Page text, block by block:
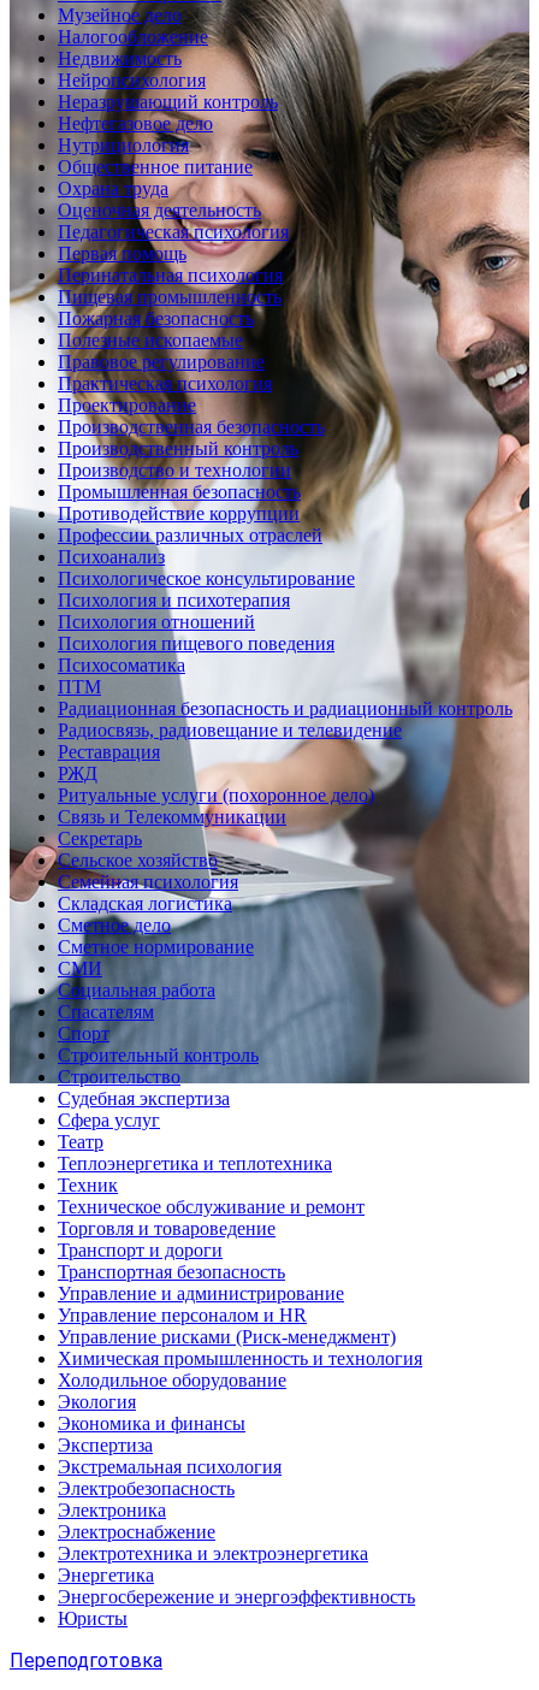
Музейное дело
Налогообложение
Недвижимость
Нейропсихология
Неразрушающий контроль
Нефтегазовое дело
Нутрициология
Общественное питание
Охрана труда
Оценочная деятельность
Педагогическая психология
Первая помощь
Перинатальная психология
Пищевая промышленность
Пожарная безопасность
Полезные ископаемые
Правовое регулирование
Практическая психология
Проектирование
Производственная безопасность
Производственный контроль
Производство и технологии
Промышленная безопасность
Противодействие коррупции
Профессии различных отраслей
Психоанализ
Психологическое консультирование
Психология и психотерапия
Психология отношений
Психология пищевого поведения
Психосоматика
ПТМ
Радиационная безопасность и радиационный контроль
Радиосвязь, радиовещание и телевидение
Реставрация
РЖД
Ритуальные услуги (похоронное дело)
Связь и Телекоммуникации
Секретарь
Сельское хозяйство
Семейная психология
Складская логистика
Сметное дело
Сметное нормирование
СМИ
Социальная работа
Спасателям
Спорт
Строительный контроль
Строительство
Судебная экспертиза
Сфера услуг
Театр
Теплоэнергетика и теплотехника
Техник
Техническое обслуживание и ремонт
Торговля и товароведение
Транспорт и дороги
Транспортная безопасность
Управление и администрирование
Управление персоналом и HR
Управление рисками (Риск-менеджмент)
Химическая промышленность и технология
Холодильное оборудование
Экология
Экономика и финансы
Экспертиза
Экстремальная психология
Электробезопасность
Электроника
Электроснабжение
Электротехника и электроэнергетика
Энергетика
Энергосбережение и энергоэффективность
Юристы
Переподготовка